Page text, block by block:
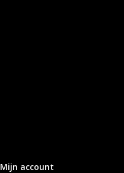
Mijn account